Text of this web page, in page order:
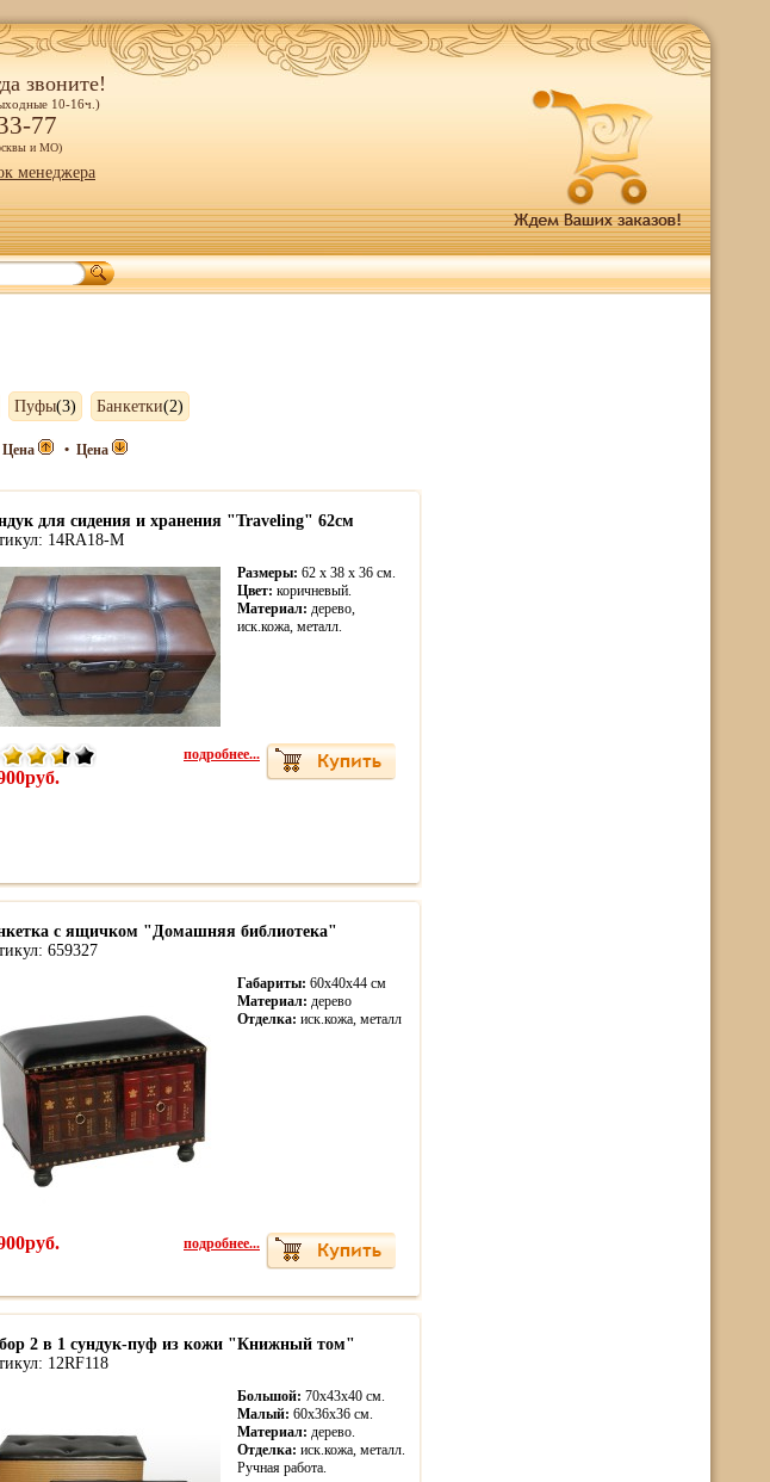
звоните!
10-16ч.)
77
и МО)
менеджера
Пуфы(3) Банкетки(2)
Цена • Цена
для сидения и хранения "Traveling" 62см
14RA18-M
Размеры: 62 х 38 х 36 см.
Цвет: коричневый.
Материал: дерево,
иск.кожа, металл.
подробнее...
с ящичком "Домашняя библиотека"
659327
Габариты: 60х40х44 см
Материал: дерево
Отделка: иск.кожа, металл
подробнее...
2 в 1 сундук-пуф из кожи "Книжный том"
12RF118
Большой: 70х43х40 см.
Малый: 60х36х36 см.
Материал: дерево.
Отделка: иск.кожа, металл.
Ручная работа.